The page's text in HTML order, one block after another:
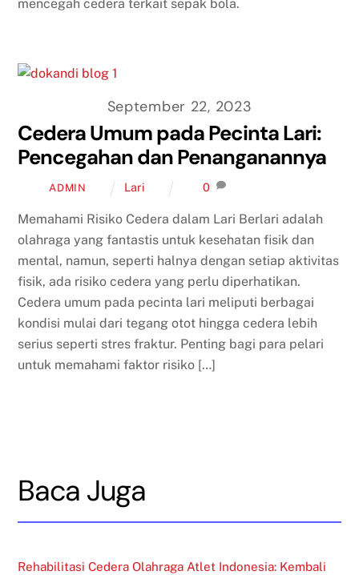
mencegah cedera terkait sepak bola.
September 22, 2023
Cedera Umum pada Pecinta Lari:
Pencegahan dan Penanganannya
ADMIN Lari 0
Memahami Risiko Cedera dalam Lari Berlari adalah
olahraga yang fantastis untuk kesehatan fisik dan
mental, namun, seperti halnya dengan setiap aktivitas
fisik, ada risiko cedera yang perlu diperhatikan.
Cedera umum pada pecinta lari meliputi berbagai
kondisi mulai dari tegang otot hingga cedera lebih
serius seperti stres fraktur. Penting bagi para pelari
untuk memahami faktor risiko […]
Baca Juga
Rehabilitasi Cedera Olahraga Atlet Indonesia: Kembali